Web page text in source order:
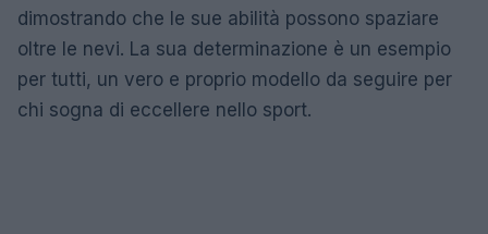
dimostrando che le sue abilità possono spaziare
oltre le nevi. La sua determinazione è un esempio
per tutti, un vero e proprio modello da seguire per
chi sogna di eccellere nello sport.